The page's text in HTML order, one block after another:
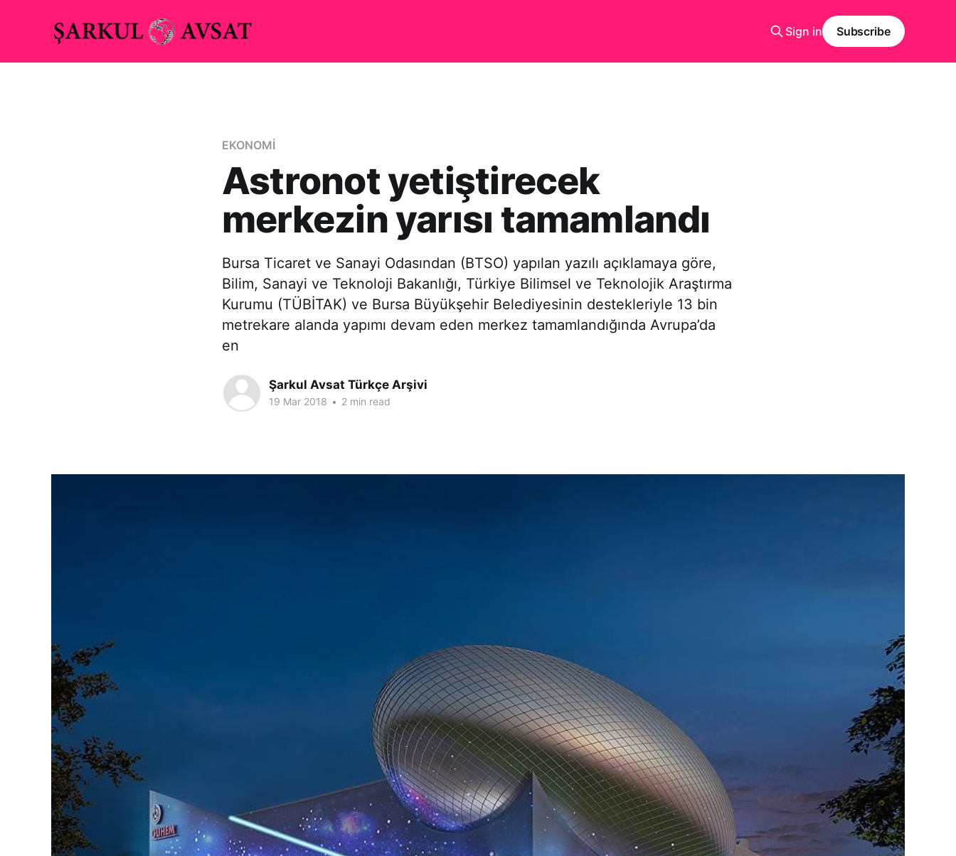
Sign in Subscribe
EKONOMİ
Astronot yetiştirecek
merkezin yarısı tamamlandı
Bursa Ticaret ve Sanayi Odasından (BTSO) yapılan yazılı açıklamaya göre,
Bilim, Sanayi ve Teknoloji Bakanlığı, Türkiye Bilimsel ve Teknolojik Araştırma
Kurumu (TÜBİTAK) ve Bursa Büyükşehir Belediyesinin destekleriyle 13 bin
metrekare alanda yapımı devam eden merkez tamamlandığında Avrupa’da
en
Şarkul Avsat Türkçe Arşivi
19 Mar 2018 • 2 min read